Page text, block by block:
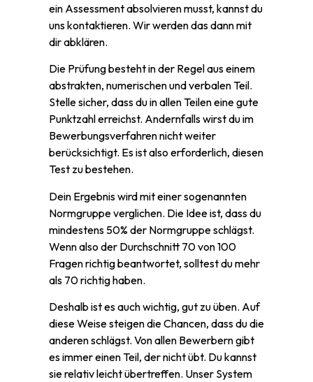
ein Assessment absolvieren musst, kannst du
uns kontaktieren. Wir werden das dann mit
dir abklären.
Die Prüfung besteht in der Regel aus einem
abstrakten, numerischen und verbalen Teil.
Stelle sicher, dass du in allen Teilen eine gute
Punktzahl erreichst. Andernfalls wirst du im
Bewerbungsverfahren nicht weiter
berücksichtigt. Es ist also erforderlich, diesen
Test zu bestehen.
Dein Ergebnis wird mit einer sogenannten
Normgruppe verglichen. Die Idee ist, dass du
mindestens 50% der Normgruppe schlägst.
Wenn also der Durchschnitt 70 von 100
Fragen richtig beantwortet, solltest du mehr
als 70 richtig haben.
Deshalb ist es auch wichtig, gut zu üben. Auf
diese Weise steigen die Chancen, dass du die
anderen schlägst. Von allen Bewerbern gibt
es immer einen Teil, der nicht übt. Du kannst
sie relativ leicht übertreffen. Unser System